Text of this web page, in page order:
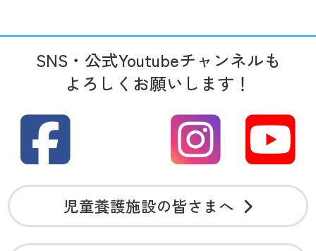
SNS・公式Youtubeチャンネルも
よろしくお願いします！
児童養護施設の皆さまへ